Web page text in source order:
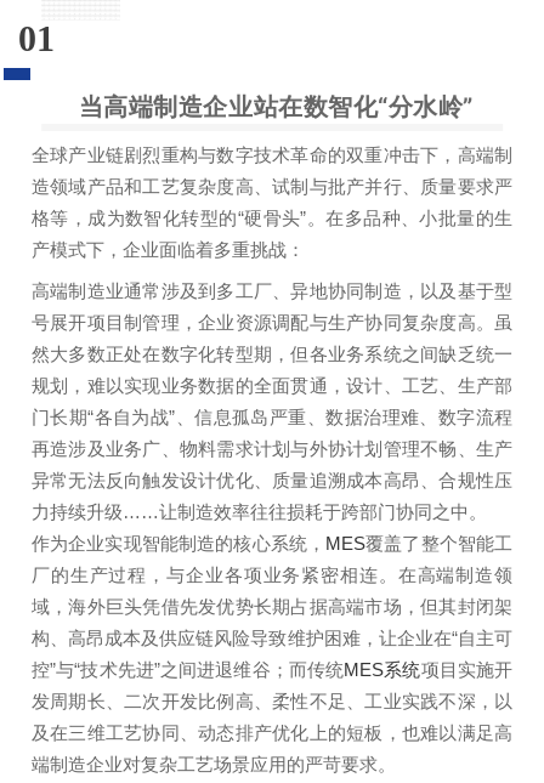
01
当高端制造企业站在数智化“分水岭”
全球产业链剧烈重构与数字技术革命的双重冲击下，高端制
造领域产品和工艺复杂度高、试制与批产并行、质量要求严
格等，成为数智化转型的“硬骨头”。在多品种、小批量的生
产模式下，企业面临着多重挑战：
高端制造业通常涉及到多工厂、异地协同制造，以及基于型
号展开项目制管理，企业资源调配与生产协同复杂度高。虽
然大多数正处在数字化转型期，但各业务系统之间缺乏统一
规划，难以实现业务数据的全面贯通，设计、工艺、生产部
门长期“各自为战”、信息孤岛严重、数据治理难、数字流程
再造涉及业务广、物料需求计划与外协计划管理不畅、生产
异常无法反向触发设计优化、质量追溯成本高昂、合规性压
力持续升级……让制造效率往往损耗于跨部门协同之中。
作为企业实现智能制造的核心系统， MES覆盖了整个智能工
厂的生产过程，与企业各项业务紧密相连。在高端制造领
域，海外巨头凭借先发优势长期占据高端市场，但其封闭架
构、高昂成本及供应链风险导致维护困难，让企业在“自主可
控”与“技术先进”之间进退维谷；而传统MES系统项目实施开
发周期长、二次开发比例高、柔性不足、工业实践不深，以
及在三维工艺协同、动态排产优化上的短板，也难以满足高
端制造企业对复杂工艺场景应用的严苛要求。